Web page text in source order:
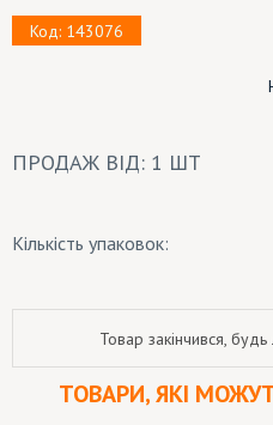
Код: 143076
ПРОДАЖ ВІД: 1 ШТ
Кількість упаковок:
Товар закінчився, будь
ТОВАРИ, ЯКІ